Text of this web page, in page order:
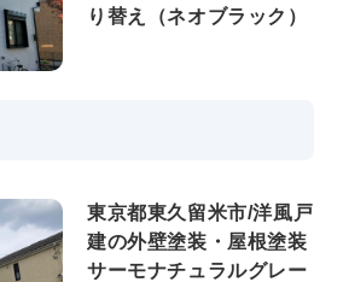
り替え（ネオブラック）
東京都東久留米市/洋風戸
建の外壁塗装・屋根塗装
サーモナチュラルグレー